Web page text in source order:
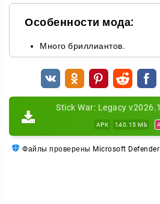
подстраивайтесь под соперника.
проектов в своём жанре. И на
Игра нетребовательна к
идёт даже на слабых
регулярно выпускают
новых юнитов и задания.
Особенности мода:
Много бриллиантов.
Stick War: Legacy
APK 140.15 Mb
Файлы проверены Microsoft Defender